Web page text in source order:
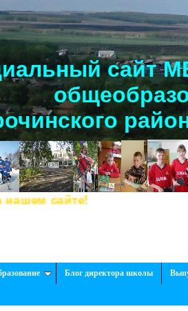
сайт
сайте!
Блог директора школы